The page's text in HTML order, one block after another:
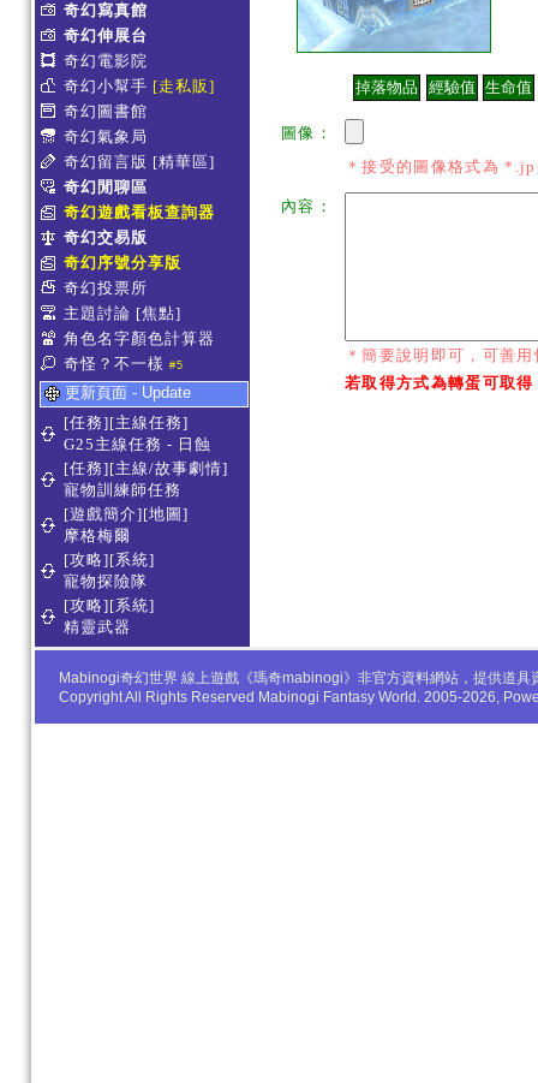
奇幻寫真館
奇幻伸展台
奇幻電影院
奇幻小幫手 [走私販]
奇幻圖書館
奇幻氣象局
奇幻留言版 [精華區]
奇幻閒聊區
奇幻遊戲看板查詢器
奇幻交易版
奇幻序號分享版
奇幻投票所
主題討論 [焦點]
角色名字顏色計算器
奇怪？不一樣 #5
更新頁面 - Update
[任務][主線任務]
G25主線任務 - 日蝕
[任務][主線/故事劇情]
寵物訓練師任務
[遊戲簡介][地圖]
摩格梅爾
[攻略][系統]
寵物探險隊
[攻略][系統]
精靈武器
圖像：
＊接受的圖像格式為
內容：
＊簡要說明即可，可善
若取得方式為轉蛋可取
Mabinogi奇幻世界 線上遊戲《瑪奇mabinogi》非官方資料網站，提供道
Copyright All Rights Reserved Mabinogi Fantasy World. 2005-2026,